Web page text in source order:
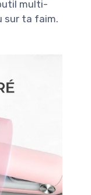
multi-
sur ta faim.